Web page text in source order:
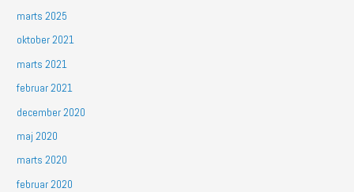
marts 2025
oktober 2021
marts 2021
februar 2021
december 2020
maj 2020
marts 2020
februar 2020